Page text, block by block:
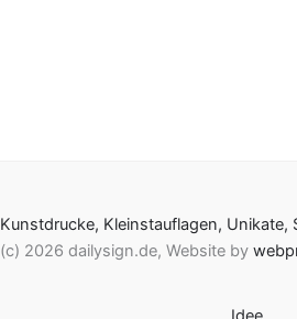
Kunstdrucke, Kleinstauflagen, Unikate,
(c) 2026 dailysign.de, Website by